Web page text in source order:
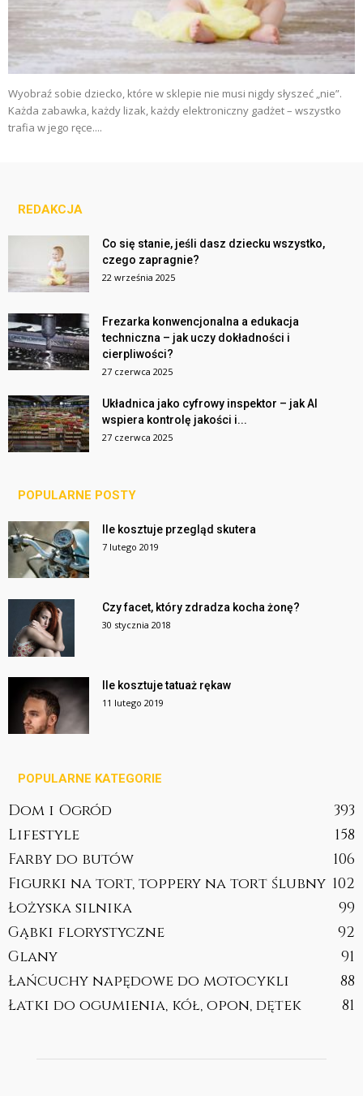
Wyobraź sobie dziecko, które w sklepie nie musi nigdy słyszeć „nie”.
Każda zabawka, każdy lizak, każdy elektroniczny gadżet – wszystko
trafia w jego ręce....
REDAKCJA
Co się stanie, jeśli dasz dziecku wszystko,
czego zapragnie?
22 września 2025
Frezarka konwencjonalna a edukacja
techniczna – jak uczy dokładności i
cierpliwości?
27 czerwca 2025
Układnica jako cyfrowy inspektor – jak AI
wspiera kontrolę jakości i...
27 czerwca 2025
POPULARNE POSTY
Ile kosztuje przegląd skutera
7 lutego 2019
Czy facet, który zdradza kocha żonę?
30 stycznia 2018
Ile kosztuje tatuaż rękaw
11 lutego 2019
POPULARNE KATEGORIE
Dom i Ogród
393
Lifestyle
158
Farby do butów
106
Figurki na tort, toppery na tort ślubny 102
Łożyska silnika
99
Gąbki florystyczne
92
Glany
91
Łańcuchy napędowe do motocykli
88
Łatki do ogumienia, kół, opon, dętek
81